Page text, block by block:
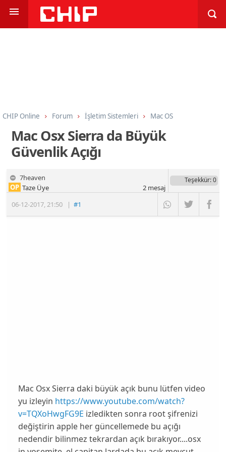
CHIP Online Forum İşletim Sistemleri Mac OS
Mac Osx Sierra da Büyük
Güvenlik Açığı
7heaven
06-12-2017,21:50 |#1
OP Taze Üye
Teşekkür: 0
2mesaj
Mac Osx Sierra daki büyük açık bunu lütfen video
yu izleyin https://www.youtube.com/watch?
v=TQXoHwgFG9E izledikten sonra root şifrenizi
değiştirin apple her güncellemede bu açığı
nedendir bilinmez tekrardan açık bırakıyor....osx